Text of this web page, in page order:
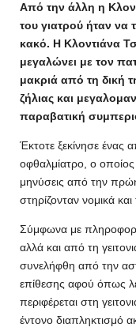
Από την άλλη η
του γιατρού ήταν να
κακό. Η Κλοντιάνα
μεγαλώνει με τον
μακριά από τη δική
ζήλιας και
παραβατική
Έκτοτε ξεκίνησε ένας
οφθαλμίατρο, ο οποίος
μηνύσεις από την
στηρίζονταν νομικά
Σύμφωνα με
αλλά και από τη
συνελήφθη από την
επίθεσης αφού όπως
περιφέρεται στη
έντονο διαπληκτισμό